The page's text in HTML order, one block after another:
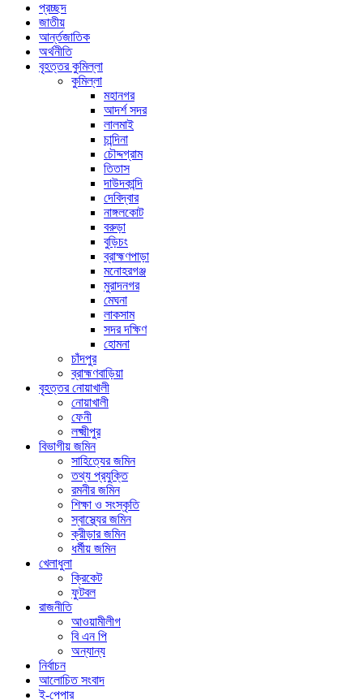
প্রচ্ছদ
জাতীয়
আর্ন্তজাতিক
অর্থনীতি
বৃহত্তর কুমিল্লা
কুমিল্লা
মহানগর
আদর্শ সদর
লালমাই
চান্দিনা
চৌদ্দগ্রাম
তিতাস
দাউদকান্দি
দেবিদ্বার
নাঙ্গলকোট
বরুড়া
বুড়িচং
ব্রাহ্মণপাড়া
মনোহরগঞ্জ
মুরাদনগর
মেঘনা
লাকসাম
সদর দক্ষিণ
হোমনা
চাঁদপুর
ব্রাহ্মণবাড়িয়া
বৃহত্তর নোয়াখালী
নোয়াখালী
ফেনী
লক্ষ্মীপুর
বিভাগীয় জমিন
সাহিত্যের জমিন
তথ্য প্রযুক্তি
রমনীর জমিন
শিক্ষা ও সংস্কৃতি
স্বাস্থ্যের জমিন
ক্রীড়ার জমিন
ধর্মীয় জমিন
খেলাধুলা
ক্রিকেট
ফুটবল
রাজনীতি
আওয়ামীলীগ
বি এন পি
অন্যান্য
নির্বাচন
আলোচিত সংবাদ
ই-পেপার